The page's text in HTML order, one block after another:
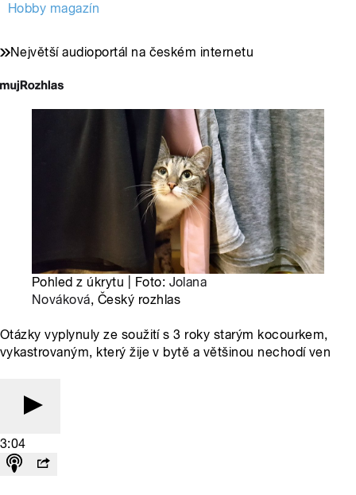
Hobby magazín
Největší audioportál na českém internetu
Pohled z úkrytu | Foto: Jolana
Nováková, Český rozhlas
Otázky vyplynuly ze soužití s 3 roky starým kocourkem,
vykastrovaným, který žije v bytě a většinou nechodí ven
3:04